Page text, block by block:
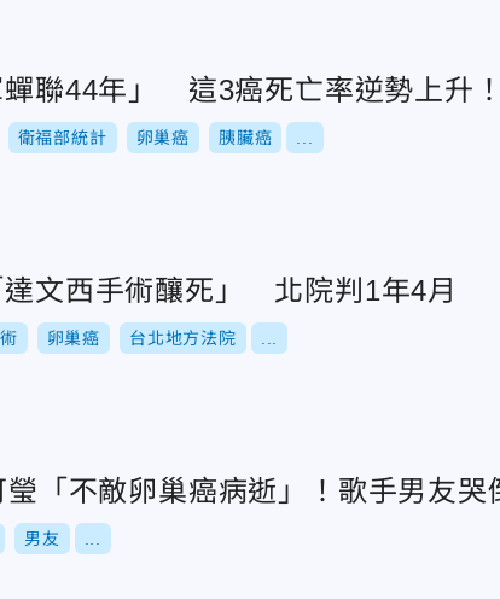
蟬聯44年」 這3癌死亡率逆勢上升
衛福部統計 卵巢癌 胰臟癌
文西手術釀死」 北院判1年4月
卵巢癌 台北地方法院
「不敵卵巢癌病逝」！歌手男友哭
男友